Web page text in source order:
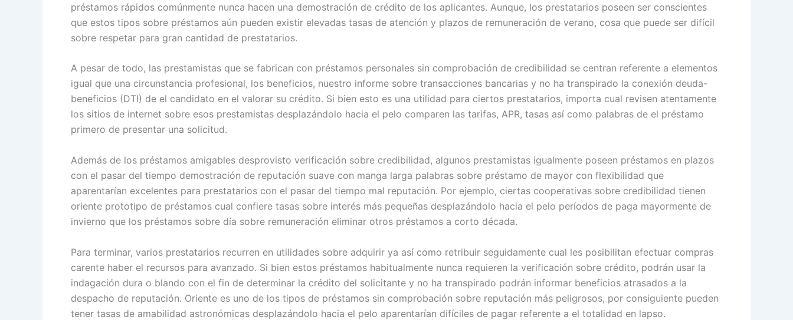
préstamos rápidos comúnmente nunca hacen una demostración de crédito de los aplicantes. Aunque, los prestatarios poseen ser conscientes
que estos tipos sobre préstamos aún pueden existir elevadas tasas de atención y plazos de remuneración de verano, cosa que puede ser difícil
sobre respetar para gran cantidad de prestatarios.
A pesar de todo, las prestamistas que se fabrican con préstamos personales sin comprobación de credibilidad se centran referente a elementos
igual que una circunstancia profesional, los beneficios, nuestro informe sobre transacciones bancarias y no ha transpirado la conexión deuda-
beneficios (DTI) de el candidato en el valorar su crédito. Si bien esto es una utilidad para ciertos prestatarios, importa cual revisen atentamente
los sitios de internet sobre esos prestamistas desplazándolo hacia el pelo comparen las tarifas, APR, tasas así­ como palabras de el préstamo
primero de presentar una solicitud.
Además de los préstamos amigables desprovisto verificación sobre credibilidad, algunos prestamistas igualmente poseen préstamos en plazos
con el pasar del tiempo demostración de reputación suave con manga larga palabras sobre préstamo de mayor con flexibilidad que
aparentarían excelentes para prestatarios con el pasar del tiempo mal reputación. Por ejemplo, ciertas cooperativas sobre credibilidad tienen
oriente prototipo de préstamos cual confiere tasas sobre interés más pequeñas desplazándolo hacia el pelo períodos de paga mayormente de
invierno que los préstamos sobre día sobre remuneración eliminar otros préstamos a corto década.
Para terminar, varios prestatarios recurren en utilidades sobre adquirir ya así­ como retribuir seguidamente cual les posibilitan efectuar compras
carente haber el recursos para avanzado. Si bien estos préstamos habitualmente nunca requieren la verificación sobre crédito, podrán usar la
indagación dura o blando con el fin de determinar la crédito del solicitante y no ha transpirado podrán informar beneficios atrasados ​​a la
despacho de reputación. Oriente es uno de los tipos de préstamos sin comprobación sobre reputación más peligrosos, por consiguiente pueden
tener tasas de amabilidad astronómicas desplazándolo hacia el pelo aparentarían difíciles de pagar referente a el totalidad en lapso.